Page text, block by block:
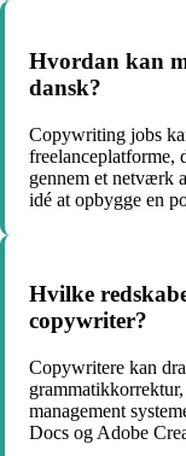
Hvordan kan
dansk?
Copywriting jobs
freelanceplatforme,
gennem et netværk
idé at opbygge en
Hvilke
copywriter?
Copywritere kan
management
Docs og Adobe